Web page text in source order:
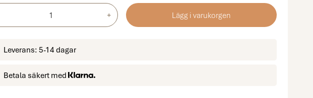
+ Lägg i varukorgen
Leverans: 5-14 dagar
Betala säkert med